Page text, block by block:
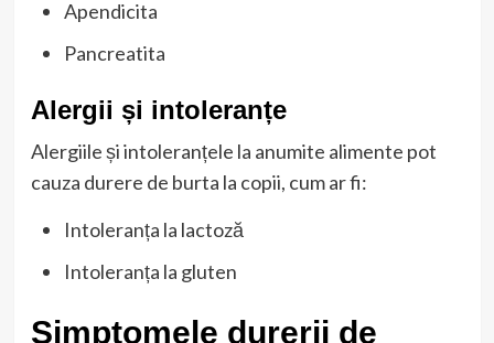
Apendicita
Pancreatita
Alergii și intoleranțe
Alergiile și intoleranțele la anumite alimente pot
cauza durere de burta la copii, cum ar fi:
Intoleranța la lactoză
Intoleranța la gluten
Simptomele durerii de